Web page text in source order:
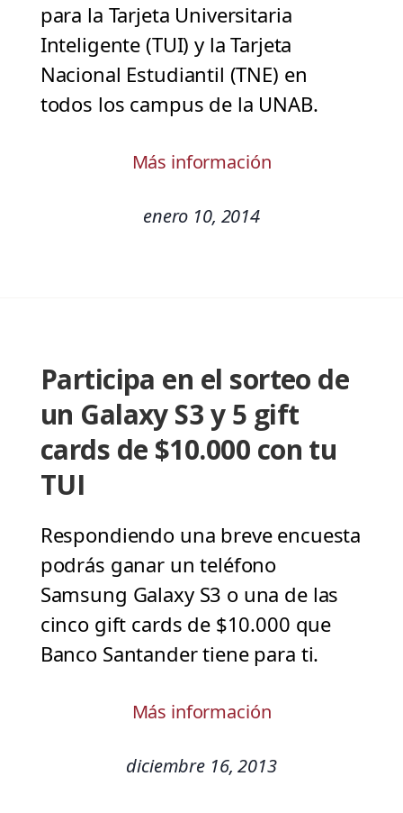
para la Tarjeta Universitaria
Inteligente (TUI) y la Tarjeta
Nacional Estudiantil (TNE) en
todos los campus de la UNAB.
Más información
enero 10, 2014
Participa en el sorteo de
un Galaxy S3 y 5 gift
cards de $10.000 con tu
TUI
Respondiendo una breve encuesta
podrás ganar un teléfono
Samsung Galaxy S3 o una de las
cinco gift cards de $10.000 que
Banco Santander tiene para ti.
Más información
diciembre 16, 2013